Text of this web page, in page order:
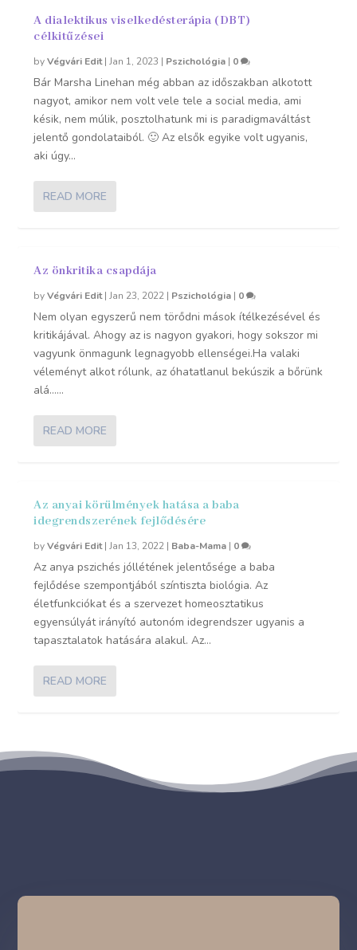
A dialektikus viselkedésterápia (DBT)
célkitűzései
byVégvári Edit|Jan 1, 2023 | Pszichológia | 0
Bár Marsha Linehan még abban az időszakban alkotott
nagyot, amikor nem volt vele tele a social media, ami
késik, nem múlik, posztolhatunk mi is paradigmaváltást
jelentő gondolataiból. 🙂 Az elsők egyike volt ugyanis,
aki úgy...
READ MORE
Az önkritika csapdája
byVégvári Edit|Jan 23, 2022 | Pszichológia | 0
Nem olyan egyszerű nem törődni mások ítélkezésével és
kritikájával. Ahogy az is nagyon gyakori, hogy sokszor mi
vagyunk önmagunk legnagyobb ellenségei.Ha valaki
véleményt alkot rólunk, az óhatatlanul bekúszik a bőrünk
alá…...
READ MORE
Az anyai körülmények hatása a baba
idegrendszerének fejlődésére
byVégvári Edit|Jan 13, 2022 | Baba-Mama | 0
Az anya pszichés jóllétének jelentősége a baba
fejlődése szempontjából színtiszta biológia. Az
életfunkciókat és a szervezet homeosztatikus
egyensúlyát irányító autonóm idegrendszer ugyanis a
tapasztalatok hatására alakul. Az...
READ MORE